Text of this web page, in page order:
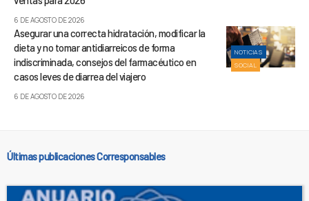
6 DE AGOSTO DE 2026
NOTICIAS
SOCIAL
Asegurar una correcta hidratación, modificar la
dieta y no tomar antidiarreicos de forma
indiscriminada, consejos del farmacéutico en
casos leves de diarrea del viajero
6 DE AGOSTO DE 2026
Últimas publicaciones Corresponsables